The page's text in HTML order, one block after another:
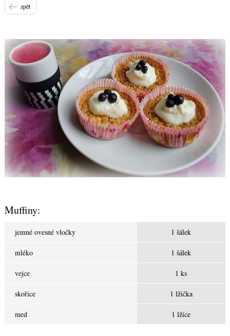
zpět
Muffiny:
jemné ovesné vločky 1 šálek
mléko 1 šálek
vejce 1 ks
skořice 1 lžička
med 1 lžíce